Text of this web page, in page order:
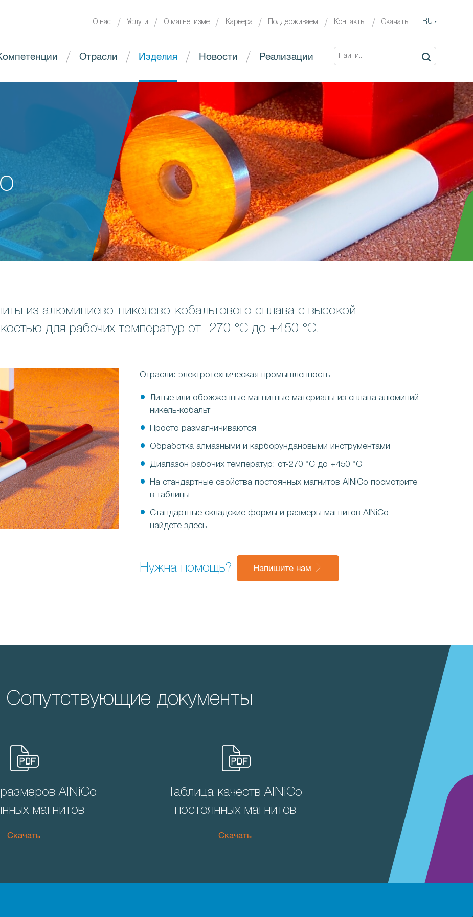
Отрасли Изделия Новости Реализации
О нас Услуги О магнетизме Карьера Поддерживаем Контакты Скачать RU
из алюминиево-никелево-кобальтового сплава с высокой
для рабочих температур от -270 °C до +450 °C.
Отрасли: электротехническая промышленность
Литые или обожженные магнитные материалы из сплава алюминий-
никель-кобальт
Просто размагничиваются
Обработка алмазными и карборундановыми инструментами
Диапазон рабочих температур: от-270 °C до +450 °C
На стандартные свойства постоянных магнитов AlNiCo посмотрите
втаблицы
Стандартные складские формы и размеры магнитов AlNiCo
найдете здесь
Нужна помощь? Напишите нам
Сопутствующие документы
размеров AlNiCo
магнитов
Скачать
Таблица качеств АlNiCo
постоянных магнитов
Скачать